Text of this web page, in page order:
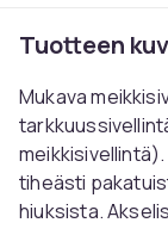
Tuotteen
Mukava
tiheästi
hiuksista.